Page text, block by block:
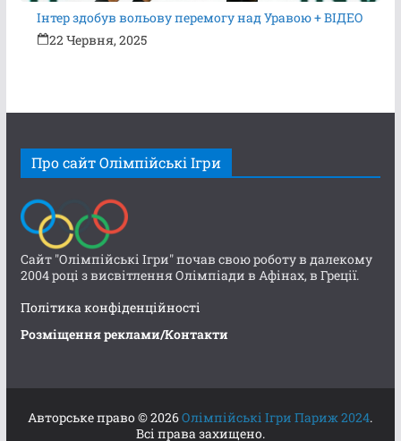
Інтер здобув вольову перемогу над Уравою + ВІДЕО
22 Червня, 2025
Про сайт Олімпійські Ігри
Сайт "Олімпійські Ігри" почав свою роботу в далекому
2004 році з висвітлення Олімпіади в Афінах, в Греції.
Політика конфіденційності
Розміщення реклами/Контакти
Авторське право © 2026Олімпійські Ігри Париж 2024.
Всі права захищено.